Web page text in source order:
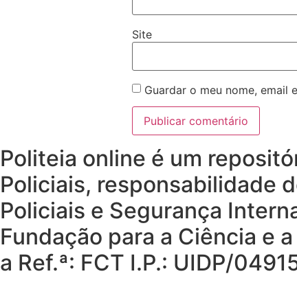
Site
Guardar o meu nome, email
Politeia online é um
Policiais, responsabilidade
Policiais e Segurança
Fundação para a Ciência e
a Ref.ª: FCT I.P.: UIDP/